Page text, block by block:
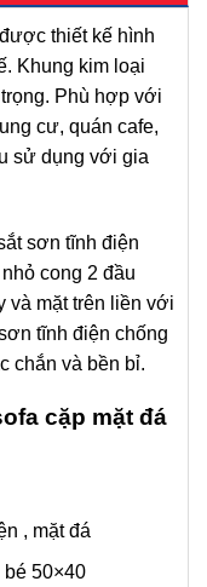
thiết kế hình
Khung kim loại
Phù hợp với
cư, quán cafe,
sử dụng với gia
sơn tĩnh điện
cong 2 đầu
và mặt trên liền với
tĩnh điện chống
chắn và bền bỉ.
cặp mặt đá
, mặt đá
bé 50×40